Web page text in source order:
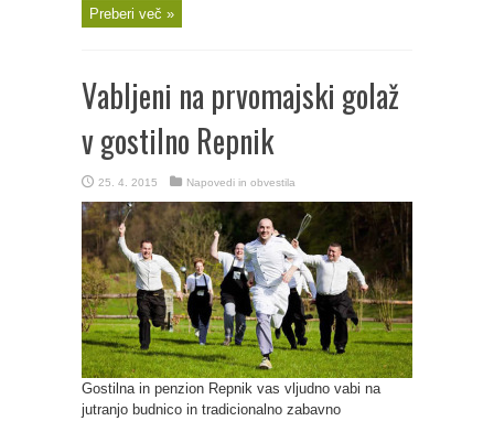
Preberi več »
Vabljeni na prvomajski golaž
v gostilno Repnik
25. 4. 2015 Napovedi in obvestila
Gostilna in penzion Repnik vas vljudno vabi na
jutranjo budnico in tradicionalno zabavno